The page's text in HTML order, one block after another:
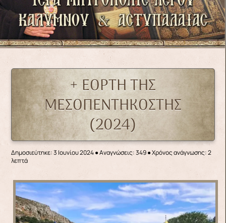
+ ΕΟΡΤΗ ΤΗΣ
ΜΕΣΟΠΕΝΤΗΚΟΣΤΗΣ
(2024)
Δημοσιεύτηκε: 3 Ιουνίου 2024●Αναγνώσεις: 349● Χρόνος ανάγνωσης: 2
λεπτά